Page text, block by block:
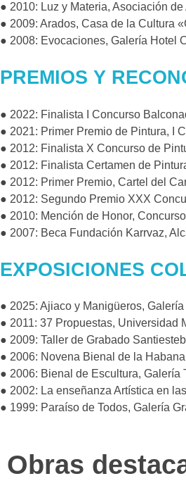
● 2010: Luz y Materia, Asociación
● 2009: Arados, Casa de la Cultura
● 2008: Evocaciones, Galería Hotel
PREMIOS Y
● 2022: Finalista I Concurso
● 2021: Primer Premio de Pintura, I
● 2012: Finalista X Concurso de
● 2012: Finalista Certamen de
● 2012: Primer Premio, Cartel del
● 2012: Segundo Premio XXX
● 2010: Mención de Honor,
● 2007: Beca Fundación Karrvaz,
EXPOSICIONES
● 2025: Ajiaco y Manigüeros,
● 2011: 37 Propuestas, Universidad
● 2009: Taller de Grabado
● 2006: Novena Bienal de la
● 2006: Bienal de Escultura, Galería
● 2002: La enseñanza Artística en
● 1999: Paraíso de Todos, Galería
Obras